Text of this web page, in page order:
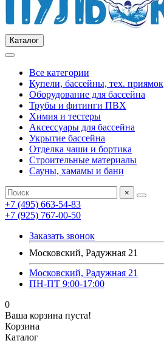
Каталог
Все категории
Купели, бассейны, тех. приямок
Оборудование для бассейна
Трубы и фитинги ПВХ
Химия и тестеры
Аксессуары для бассейна
Укрытие бассейна
Отделка чаши и бортика
Строительные материалы
Сауны, хамамы и бани
×
+7 (495) 663-54-83
+7 (925) 767-00-50
Заказать звонок
Московский, Радужная 21
Московский, Радужная 21
ПН-ПТ 9:00-17:00
0
Ваша корзина пуста!
Корзина
Каталог